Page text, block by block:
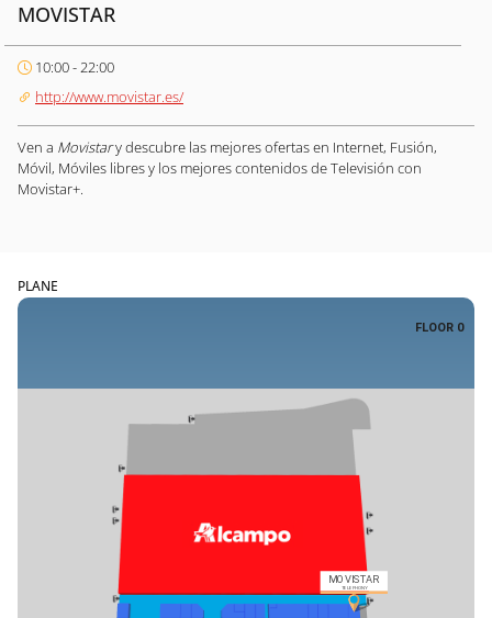
MOVISTAR
10:00 - 22:00
http://www.movistar.es/
Ven a Movistary descubre las mejores ofertas en Internet, Fusión,
Móvil, Móviles libres y los mejores contenidos de Televisión con
Movistar+.
PLANE